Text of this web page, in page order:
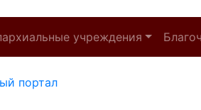
учреждения
портал